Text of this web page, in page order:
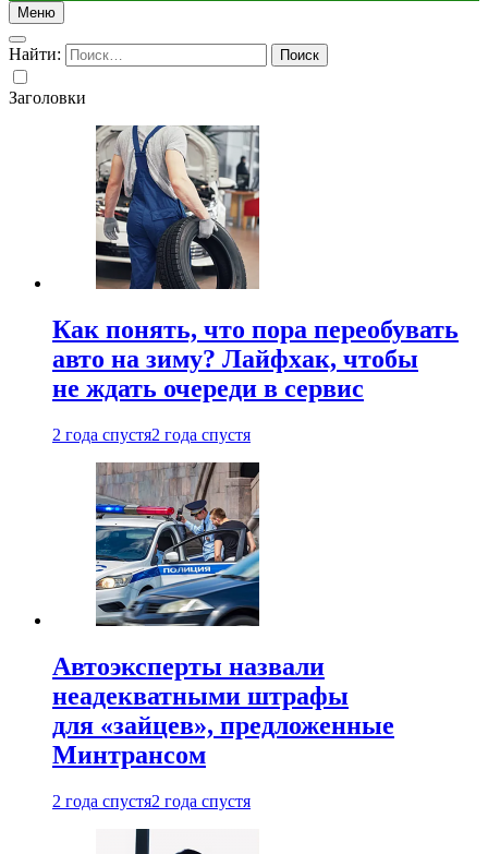
Меню
Найти:
Заголовки
Как понять, что пора переобувать
авто на зиму? Лайфхак, чтобы
не ждать очереди в сервис
2 года спустя2 года спустя
Автоэксперты назвали
неадекватными штрафы
для «зайцев», предложенные
Минтрансом
2 года спустя2 года спустя